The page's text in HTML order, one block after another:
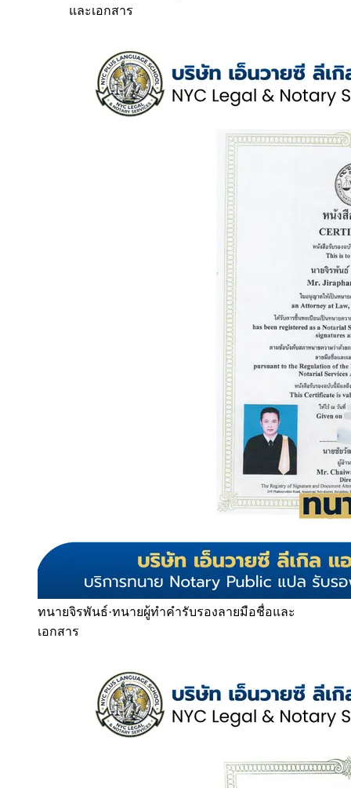
และเอกสาร
ทนายจิรพันธ์·ทนายผู้ทำคำรับรองลายมือชื่อและ
เอกสาร